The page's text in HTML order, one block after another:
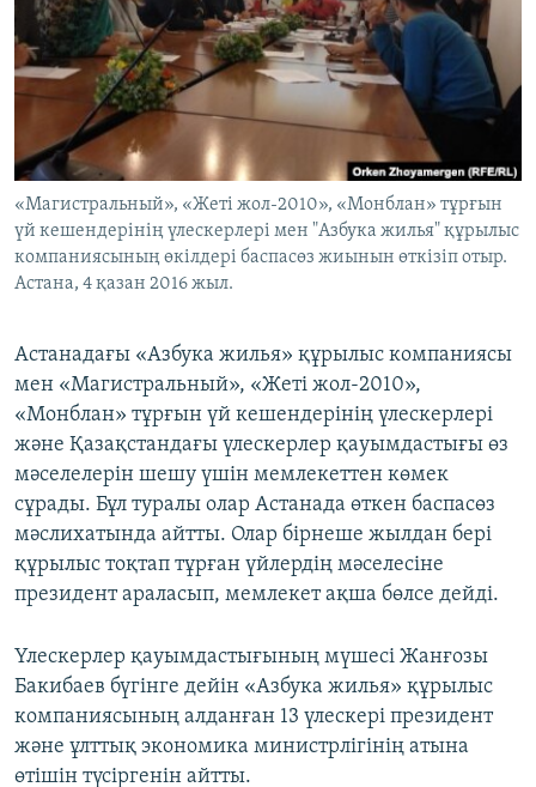
ЖАЗЫЛЫҢЫЗ
Басқа тілдерде
«Магистральный», «Жеті жол-2010», «Монблан» тұрғын
үй кешендерінің үлескерлері мен "Азбука жилья" құрылыс
компаниясының өкілдері баспасөз жиынын өткізіп отыр.
Астана, 4 қазан 2016 жыл.
Астанадағы «Азбука жилья» құрылыс компаниясы
мен «Магистральный», «Жеті жол-2010»,
«Монблан» тұрғын үй кешендерінің үлескерлері
және Қазақстандағы үлескерлер қауымдастығы өз
мәселелерін шешу үшін мемлекеттен көмек
сұрады. Бұл туралы олар Астанада өткен баспасөз
мәслихатында айтты. Олар бірнеше жылдан бері
құрылыс тоқтап тұрған үйлердің мәселесіне
президент араласып, мемлекет ақша бөлсе дейді.
Үлескерлер қауымдастығының мүшесі Жанғозы
Бакибаев бүгінге дейін «Азбука жилья» құрылыс
компаниясының алданған 13 үлескері президент
және ұлттық экономика министрлігінің атына
өтішін түсіргенін айтты.